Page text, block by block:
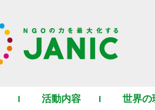
活動内容 世界の